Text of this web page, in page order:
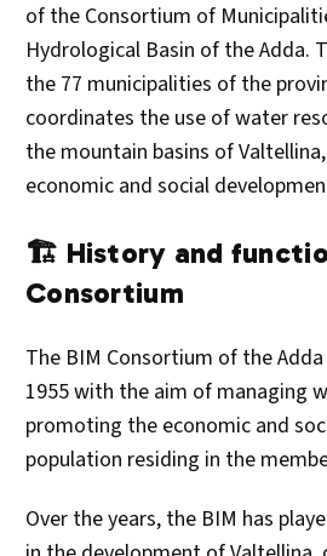
of the Consortium of
Hydrological Basin of the Adda.
the 77 municipalities of the
coordinates the use of water
the mountain basins of
economic and social
🏗️ History and
Consortium
The BIM Consortium of the
1955 with the aim of managing
promoting the economic and
population residing in the
Over the years, the BIM has